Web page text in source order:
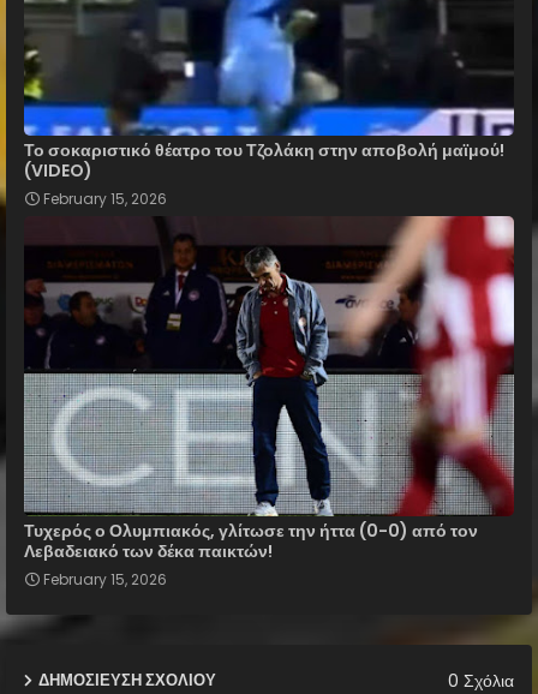
Το σοκαριστικό θέατρο του Τζολάκη στην αποβολή μαϊμού!
(VIDEO)
February 15, 2026
Τυχερός ο Ολυμπιακός, γλίτωσε την ήττα (0-0) από τον
Λεβαδειακό των δέκα παικτών!
February 15, 2026
ΔΗΜΟΣΊΕΥΣΗ ΣΧΟΛΊΟΥ 0 Σχόλια